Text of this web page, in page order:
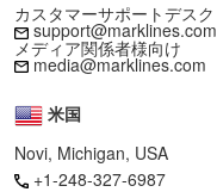
カスタマーサポートデスク
support@marklines.com
メディア関係者様向け
media@marklines.com
米国
Novi, Michigan, USA
+1-248-327-6987